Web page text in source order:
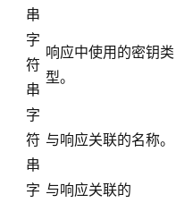
串
字
符
串
响应中使用的密钥类
型。
字
符
串
与响应关联的名称。
字 与响应关联的